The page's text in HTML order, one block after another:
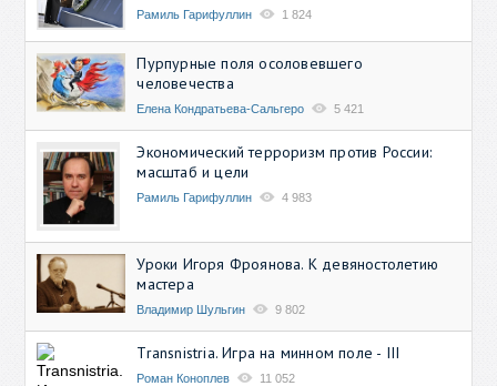
Рамиль Гарифуллин 1 824
Пурпурные поля осоловевшего
человечества
Елена Кондратьева-Сальгеро 5 421
Экономический терроризм против России:
масштаб и цели
Рамиль Гарифуллин 4 983
Уроки Игоря Фроянова. К девяностолетию
мастера
Владимир Шульгин 9 802
Transnistria. Игра на минном поле - III
Роман Коноплев 11 052